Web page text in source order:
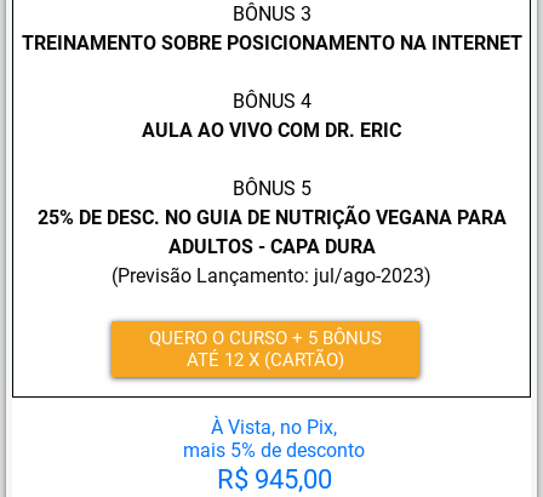
BÔNUS 3
TREINAMENTO SOBRE POSICIONAMENTO NA INTERNET
BÔNUS 4
AULA AO VIVO COM DR. ERIC
BÔNUS 5
25% DE DESC. NO GUIA DE NUTRIÇÃO VEGANA PARA
ADULTOS - CAPA DURA
(Previsão Lançamento: jul/ago-2023)
QUERO O CURSO + 5 BÔNUS
ATÉ 12 X (CARTÃO)
À Vista, no Pix,
mais 5% de desconto
R$ 945,00